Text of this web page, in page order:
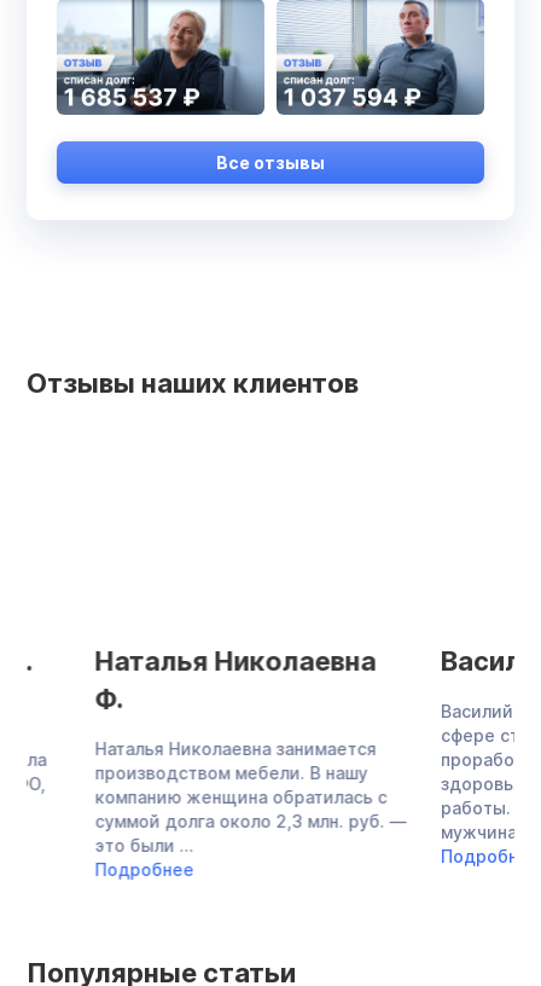
Все отзывы
Отзывы наших клиентов
Наталья Николаевна
Наталья Николаевна занимается
производством мебели. В нашу
компанию женщина обратилась с
суммой долга около 2,3 млн. руб. —
это были ...
Подробнее
Василий
Василий Иванович
сфере
прорабом, но по
здоровья
работы. По
мужчина стал ...
Подробнее
Популярные статьи